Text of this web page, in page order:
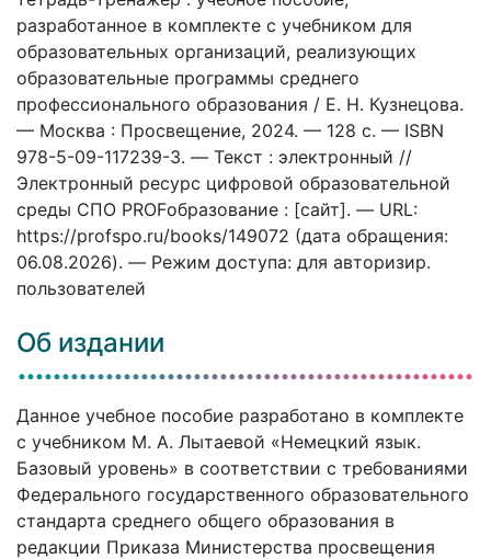
разработанное в комплекте с учебником для
образовательных организаций, реализующих
образовательные программы среднего
профессионального образования / Е. Н. Кузнецова.
— Москва : Просвещение, 2024. — 128 c. — ISBN
978-5-09-117239-3. — Текст : электронный //
Электронный ресурс цифровой образовательной
среды СПО PROFобразование : [сайт]. — URL:
https://profspo.ru/books/149072 (дата обращения:
06.08.2026). — Режим доступа: для авторизир.
пользователей
Об издании
Данное учебное пособие разработано в комплекте
с учебником М. А. Лытаевой «Немецкий язык.
Базовый уровень» в соответствии с требованиями
Федерального государственного образовательного
стандарта среднего общего образования в
редакции Приказа Министерства просвещения